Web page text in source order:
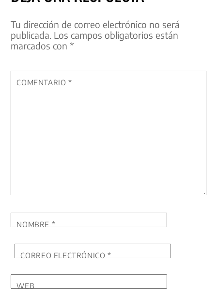
Tu dirección de correo electrónico no será
publicada. Los campos obligatorios están
marcados con*
COMENTARIO*
NOMBRE *
CORREO ELECTRÓNICO*
WEB